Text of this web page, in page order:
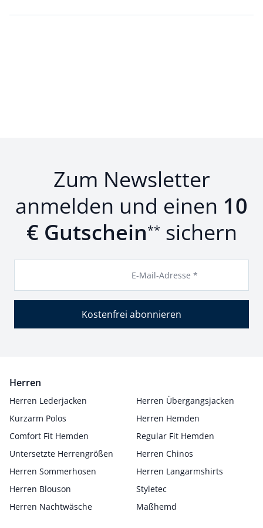
Zum Newsletter
anmelden und einen 10
€ Gutschein** sichern
E-Mail-Adresse *
Kostenfrei abonnieren
Herren
Herren Lederjacken
Herren Übergangsjacken
Kurzarm Polos
Herren Hemden
Comfort Fit Hemden
Regular Fit Hemden
Untersetzte Herrengrößen
Herren Chinos
Herren Sommerhosen
Herren Langarmshirts
Herren Blouson
Styletec
Herren Nachtwäsche
Maßhemd